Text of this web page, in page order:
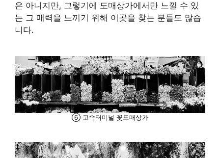
은 아니지만, 그렇기에 도매상가에서만 느낄 수 있
는 그 매력을 느끼기 위해 이곳을 찾는 분들도 많습
니다.
⑥ 고속터미널 꽃도매상가